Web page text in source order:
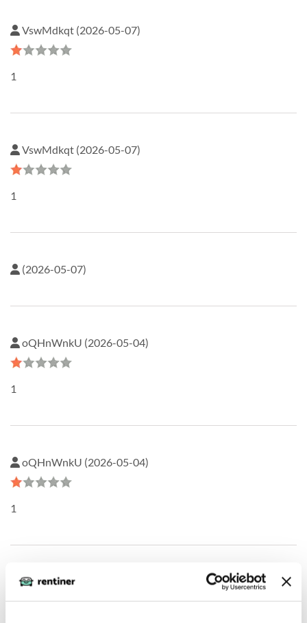
VswMdkqt (2026-05-07)
1
VswMdkqt (2026-05-07)
1
(2026-05-07)
oQHnWnkU (2026-05-04)
1
oQHnWnkU (2026-05-04)
1
oQHnWnkU (2026-05-04)